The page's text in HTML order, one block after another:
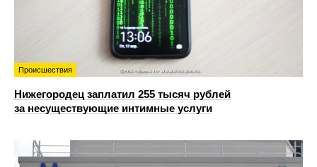
Происшествия
Нижегородец заплатил 255 тысяч рублей
за несуществующие интимные услуги